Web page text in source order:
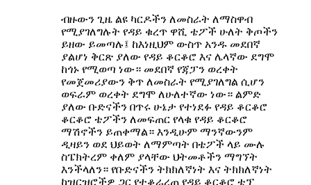
ብዙውን ጊዜ ልዩ ካርዶችን ለመስራት ለማስዋብ
የሚያገለግሉት የዳይ ቁረጥ ዋሺ ቴፖች ሁለት ቅጦችን
ይዘው ይመጣሉ፤ ከእነዚህም ውስጥ አንዱ መደበኛ
ያልሆነ ቅርጽ ያለው የዳይ ቆርቆሮ እና ሌላኛው ደግሞ
ከጎኑ የሚወጣ ነው። መደበኛ የጃፓን ወረቀት
የመጀመሪያውን ቅጥ ለመስራት የሚያገለግል ሲሆን
ወፍራም ወረቀት ደግሞ ለሁለተኛው ነው። ልምድ
ያለው ቡድናችን በጥሩ ሁኔታ የተነደፉ የዳይ ቆርቆሮ
ቆርቆሮ ቴፖችን ለመፍጠር የላቁ የዳይ ቆርቆሮ
ማሽኖችን ይጠቀማል። እንዲሁም ማንኛውንም
ዲዛይን ወደ ህይወት ለማምጣት በቴፖች ላይ ሙሉ
ስፔክትረም ቀለም ያላቸው ህትመቶችን ማግኘት
እንችላለን። የቡድናችን ትክክለኛነት እና ትክክለኛነት
ከዝርዝሮችዎ ጋር የተቆራረጠ የዳይ ቆርቆሮ ቴፕ